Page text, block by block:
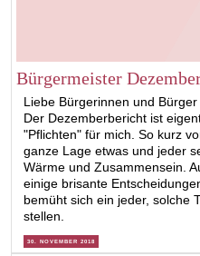
Bürgermeister
Liebe Bürgerinnen und
Der Dezemberbericht ist
"Pflichten" für mich. So kurz
ganze Lage etwas und jeder
Wärme und Zusammensein.
einige brisante
bemüht sich ein jeder, solche
stellen.
30. NOVEMBER 2018